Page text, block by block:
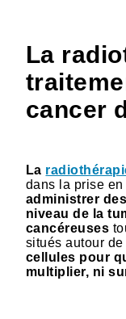
La
cancer
La
dans la prise
administrer
niveau de la
cancéreuses
situés autour de
cellules pour
multiplier, ni